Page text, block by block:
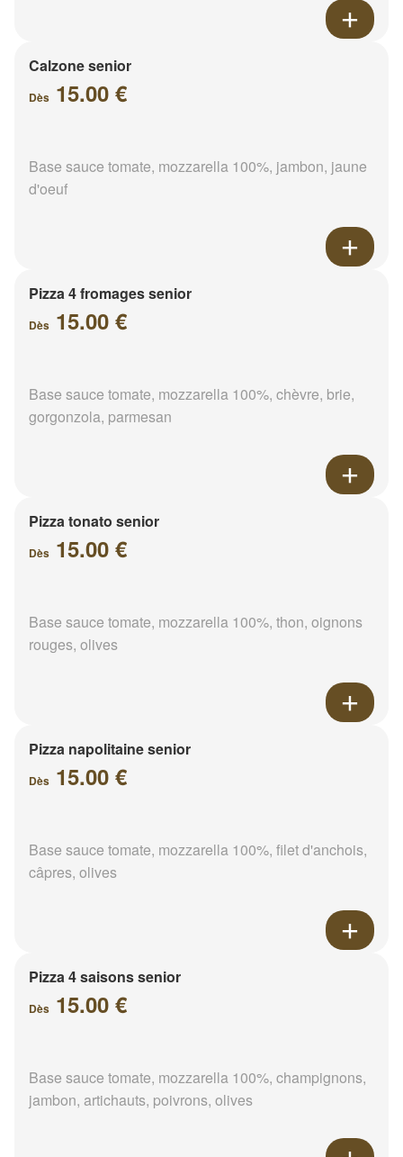
Calzone senior
Dès 15.00 €
Base sauce tomate, mozzarella 100%, jambon, jaune
d'oeuf
Pizza 4 fromages senior
Dès 15.00 €
Base sauce tomate, mozzarella 100%, chèvre, brie,
gorgonzola, parmesan
Pizza tonato senior
Dès 15.00 €
Base sauce tomate, mozzarella 100%, thon, oignons
rouges, olives
Pizza napolitaine senior
Dès 15.00 €
Base sauce tomate, mozzarella 100%, filet d'anchois,
câpres, olives
Pizza 4 saisons senior
Dès 15.00 €
Base sauce tomate, mozzarella 100%, champignons,
jambon, artichauts, poivrons, olives